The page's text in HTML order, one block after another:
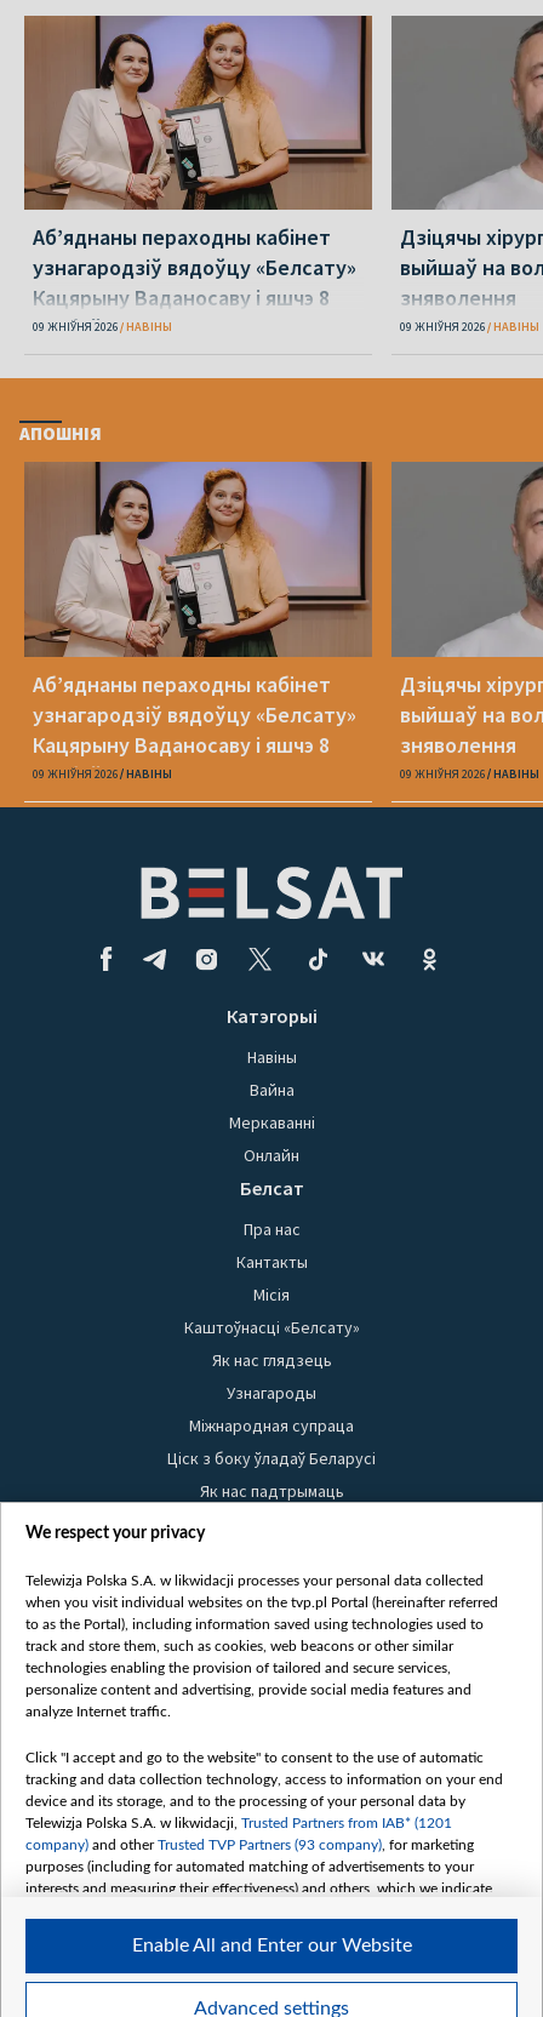
Аб’яднаны пераходны кабінет
узнагародзіў вядоўцу «Белсату»
Кацярыну Ваданосаву і яшчэ 8
асобаў
09 ЖНІЎНЯ 2026 НАВІНЫ
Дзіцячы
выйшаў на
зняволення
09 ЖНІЎНЯ 2026 НАВІНЫ
АПОШНІЯ
Аб’яднаны пераходны кабінет
узнагародзіў вядоўцу «Белсату»
Кацярыну Ваданосаву і яшчэ 8
асобаў
09 ЖНІЎНЯ 2026 НАВІНЫ
Дзіцячы
выйшаў на
зняволення
09 ЖНІЎНЯ 2026 НАВІНЫ
Катэгорыі
Навіны
Вайна
Меркаванні
Онлайн
Белсат
Пра нас
Кантакты
Місія
Каштоўнасці «Белсату»
Як нас глядзець
Узнагароды
Міжнародная супраца
Ціск з боку ўладаў Беларусі
Як нас падтрымаць
Правілы выкарыстання матэрыялаў
Бяспека
Youtube
Белсат news
Белсат Shorts
Жэстачайшы мульт
Belsat English
Biełsat PL
Белсат Now
Белсат History
Белсат Music
Белсат Doc
We respect your privacy
Telewizja Polska S.A. w likwidacji processes your personal data collected
when you visit individual websites on the tvp.pl Portal (hereinafter referred
to as the Portal), including information saved using technologies used to
track and store them, such as cookies, web beacons or other similar
technologies enabling the provision of tailored and secure services,
personalize content and advertising, provide social media features and
analyze Internet traffic.
Click "I accept and go to the website" to consent to the use of automatic
tracking and data collection technology, access to information on your end
device and its storage, and to the processing of your personal data by
Telewizja Polska S.A. w likwidacji, Trusted Partners from IAB* (1201
company) and otherTrusted TVP Partners (93 company) , for marketing
purposes (including for automated matching of advertisements to your
interests and measuring their effectiveness) and others, which we indicate
The purposes of processing your data by TVP S.A. w likwidacji are as
follows:
Advanced settings
Enable All and Enter our Website